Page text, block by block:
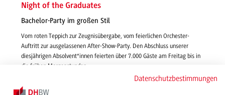
Night of the Graduates
Bachelor-Party im großen Stil
Vom roten Teppich zur Zeugnisübergabe, vom feierlichen Orchester-
Auftritt zur ausgelassenen After-Show-Party. Den Abschluss unserer
diesjährigen Absolvent*innen feierten über 7.000 Gäste am Freitag bis in
die frühen Morgenstunden.
Datenschutzbestimmungen